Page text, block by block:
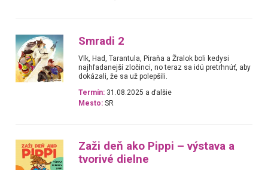
Smradi 2
Vlk, Had, Tarantula, Piraňa a Žralok boli kedysi
najhľadanejší zločinci, no teraz sa idú pretrhnúť, aby
dokázali, že sa už polepšili.
Termín: 31.08.2025 a ďalšie
Mesto: SR
Zaži deň ako Pippi – výstava a
tvorivé dielne